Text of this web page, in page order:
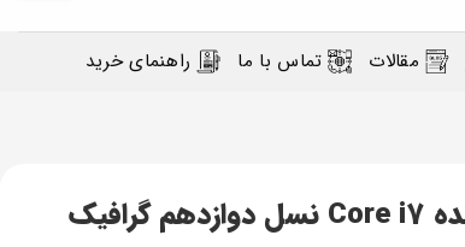
مقالات تماس با ما راهنمای خرید
لپ تاپ گیمینگ HP Victus 15 پردازنده Core i7 نسل دوازدهم گرافیک